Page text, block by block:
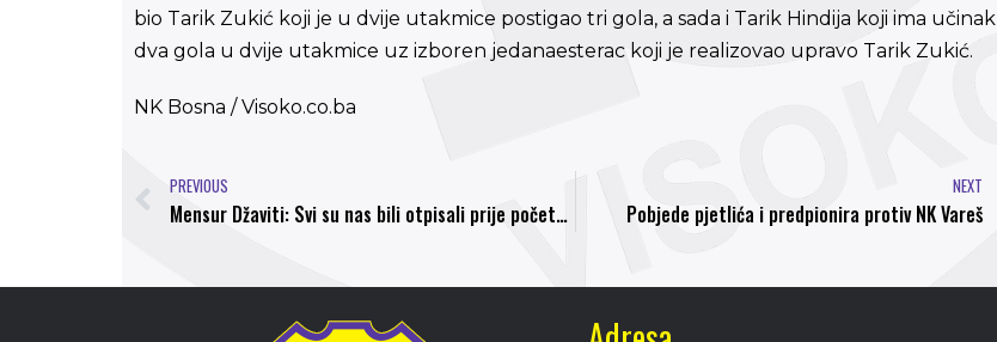
bio Tarik Zukić koji je u dvije utakmice postigao tri gola, a sada i Tarik Hindija koji ima učinak
dva gola u dvije utakmice uz izboren jedanaesterac koji je realizovao upravo Tarik Zukić.
NK Bosna / Visoko.co.ba
PREVIOUS
Mensur Džaviti: Svi su nas bili otpisali prije početka sezone, sada je sve to već drugačije
NEXT
Pobjede pjetlića i predpionira protiv NK Vareš